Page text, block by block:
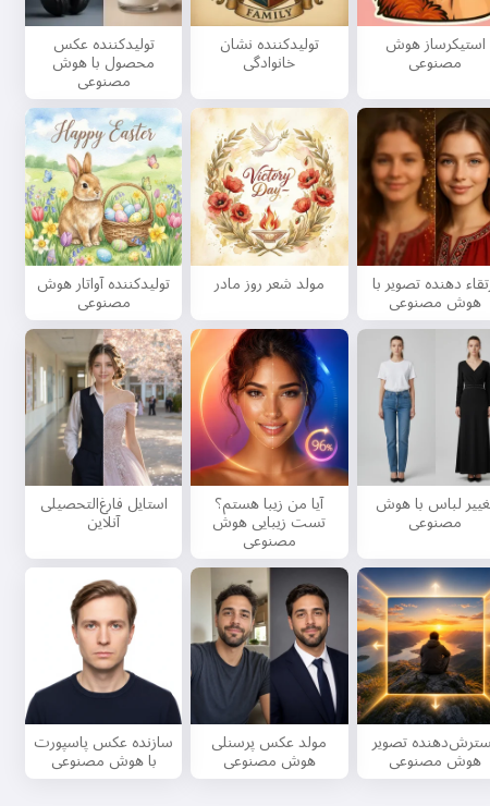
استیکرساز هوش
مصنوعی
تولیدکننده نشان
خانوادگی
تولیدکننده عکس
محصول با هوش
مصنوعی
دهنده تصویر با
هوش مصنوعی
مولد شعر روز مادر تولیدکننده آواتار هوش
مصنوعی
لباس با هوش
مصنوعی
آیا من زیبا هستم؟
تست زیبایی هوش
مصنوعی
استایل فارغ‌التحصیلی
آنلاین
تصویر
هوش مصنوعی
مولد عکس پرسنلی
هوش مصنوعی
سازنده عکس پاسپورت
با هوش مصنوعی